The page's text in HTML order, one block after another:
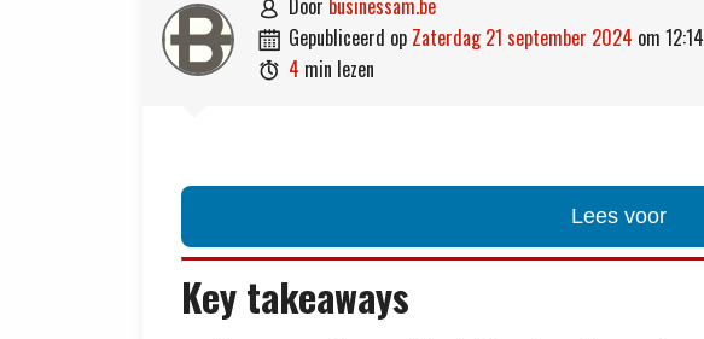
 door businessam.be
 gepubliceerd op zaterdag 21 september 2024 om 12:14
 4 min lezen
Lees voor
Key takeaways